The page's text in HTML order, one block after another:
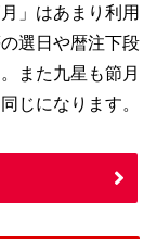
」はあまり利用
選日や暦注下段
また九星も節月
じになります。